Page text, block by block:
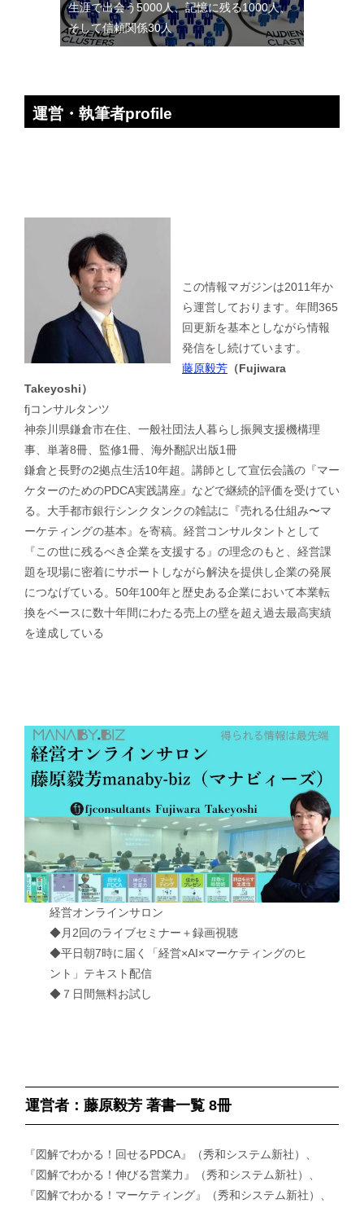
生涯で出会う5000人、記憶に残る1000人、
そして信頼関係30人
運営・執筆者profile
この情報マガジンは2011年か
ら運営しております。年間365
回更新を基本としながら情報
発信をし続けています。
藤原毅芳 （Fujiwara
Takeyoshi）
fjコンサルタンツ
神奈川県鎌倉市在住、一般社団法人暮らし振興支援機構理
事、単著8冊、監修1冊、海外翻訳出版1冊
鎌倉と長野の2拠点生活10年超。講師として宣伝会議の『マー
ケターのためのPDCA実践講座』などで継続的評価を受けてい
る。大手都市銀行シンクタンクの雑誌に『売れる仕組み〜マ
ーケティングの基本』を寄稿。経営コンサルタントとして
『この世に残るべき企業を支援する』の理念のもと、経営課
題を現場に密着にサポートしながら解決を提供し企業の発展
につなげている。50年100年と歴史ある企業において本業転
換をベースに数十年間にわたる売上の壁を超え過去最高実績
を達成している
経営オンラインサロン
◆月2回のライブセミナー＋録画視聴
◆平日朝7時に届く「経営×AI×マーケティングのヒ
ント」テキスト配信
◆７日間無料お試し
運営者：藤原毅芳 著書一覧 8冊
『図解でわかる！回せるPDCA』（秀和システム新社）、
『図解でわかる！伸びる営業力』（秀和システム新社）、
『図解でわかる！マーケティング』（秀和システム新社）、